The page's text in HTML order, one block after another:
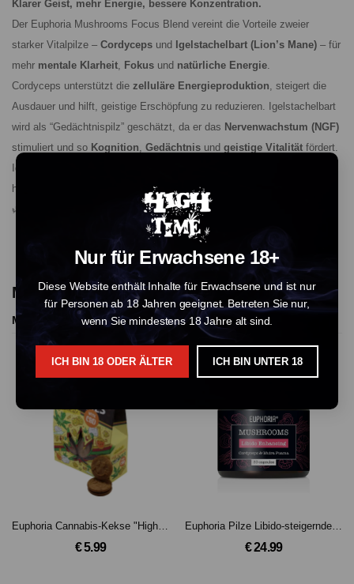
Nur für Erwachsene 18+
Diese Website enthält Inhalte für Erwachsene und ist nur
für Personen ab 18 Jahren geeignet. Betreten Sie nur,
wenn Sie mindestens 18 Jahre alt sind.
ICH BIN 18 ODER ÄLTER ICH BIN UNTER 18
Klarer Geist, mehr Energie, bessere Konzentration.
Der Euphoria Mushrooms Focus Blend vereint die Vorteile zweier
starker Vitalpilze – Cordyceps und Igelstachelbart (Lion’s Mane) – für
mehr mentale Klarheit Fokus und natürliche Energie
Cordyceps unterstützt die zelluläre Energieproduktion , steigert die
Ausdauer und hilft, geistige Erschöpfung zu reduzieren. Igelstachelbart
wird als “Gedächtnispilz” geschätzt, da er das Nervenwachstum (NGF)
stimuliert und so Kognition Gedächtnis und geistige Vitalität fördert.
Ideal für Arbeit, Studium oder konzentrierte Aufgaben – diese Mischung
hält deinen Geist wach und fokussiert.
🌿
Vegan | Gehirnleistung | Natürliche Energie & Fokus
More Products From This Vendor
More Products
€ 5.99 € 24.99